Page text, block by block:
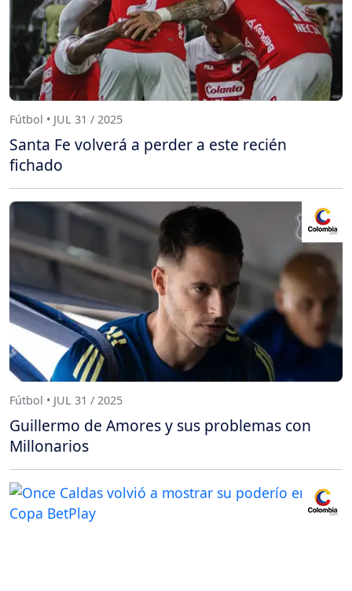
Fútbol • JUL 31 / 2025
Santa Fe volverá a perder a este recién
fichado
Fútbol • JUL 31 / 2025
Guillermo de Amores y sus problemas con
Millonarios